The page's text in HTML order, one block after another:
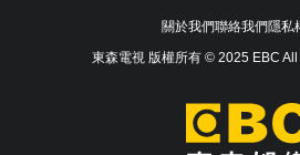
關於我們聯絡我們隱私
東森電視 版權所有 © 2025 EBC